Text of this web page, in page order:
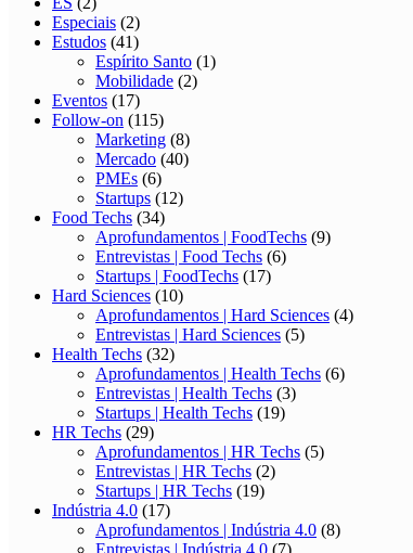
Especiais (2)
Estudos (41)
Espírito Santo (1)
Mobilidade (2)
Eventos (17)
Follow-on (115)
Marketing (8)
Mercado (40)
PMEs (6)
Startups (12)
Food Techs (34)
Aprofundamentos | FoodTechs (9)
Entrevistas | Food Techs (6)
Startups | FoodTechs (17)
Hard Sciences (10)
Aprofundamentos | Hard Sciences (4)
Entrevistas | Hard Sciences (5)
Health Techs (32)
Aprofundamentos | Health Techs (6)
Entrevistas | Health Techs (3)
Startups | Health Techs (19)
HR Techs (29)
Aprofundamentos | HR Techs (5)
Entrevistas | HR Techs (2)
Startups | HR Techs (19)
Indústria 4.0 (17)
Aprofundamentos | Indústria 4.0 (8)
Entrevistas | Indústria 4.0 (7)